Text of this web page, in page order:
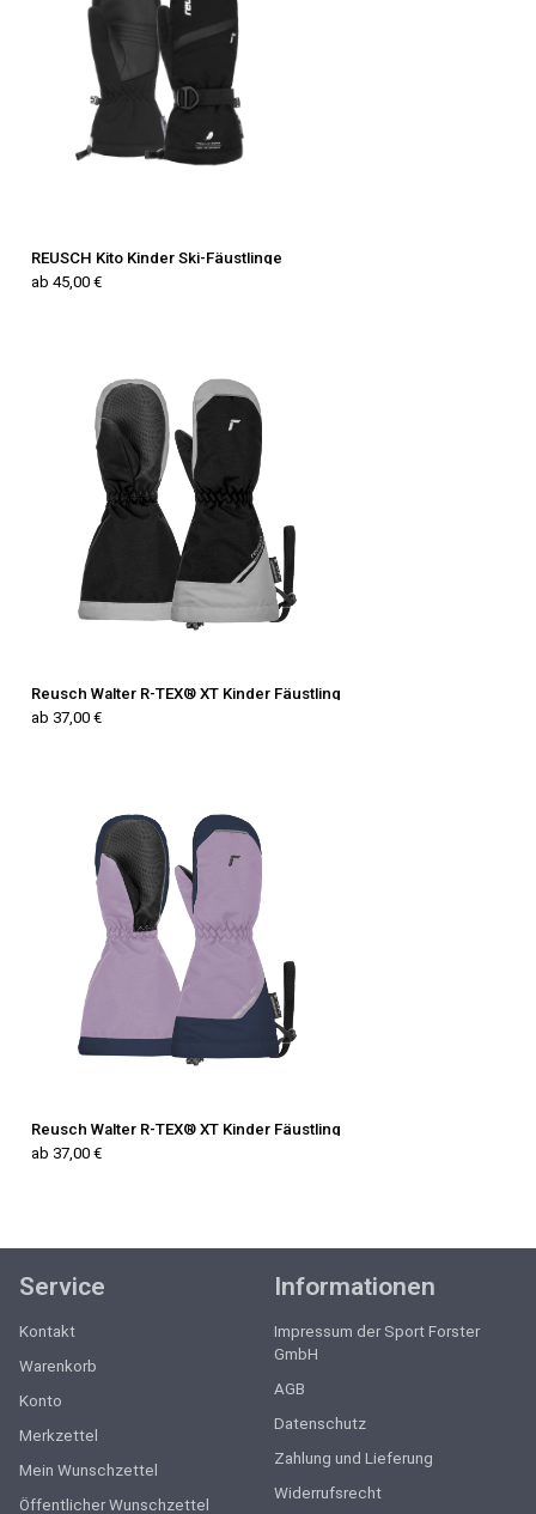
REUSCH Kito Kinder Ski-Fäustlinge
ab 45,00 €
Reusch Walter R-TEX® XT Kinder Fäustling
ab 37,00 €
Reusch Walter R-TEX® XT Kinder Fäustling
ab 37,00 €
Service
Kontakt
Warenkorb
Konto
Merkzettel
Mein Wunschzettel
Öffentlicher Wunschzettel
Informationen
Impressum der Sport Forster
GmbH
AGB
Datenschutz
Zahlung und Lieferung
Widerrufsrecht